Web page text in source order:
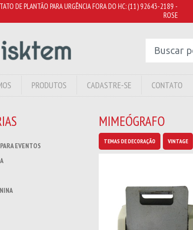
DE PLANTÃO PARA URGÊNCIA FORA DO HC:(11) 92643-2189 -
ROSE
PRODUTOS CADASTRE-SE CONTATO
EVENTOS
MIMEÓGRAFO
TEMAS DE DECORAÇÃO VINTAGE